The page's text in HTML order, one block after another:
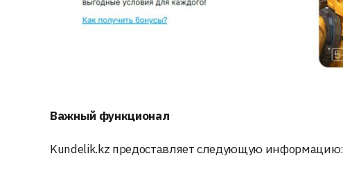
Важный функционал
Kundelik.kz предоставляет следующую информацию: